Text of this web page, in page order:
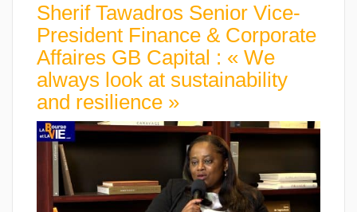
Sherif Tawadros Senior Vice-
President Finance & Corporate
Affaires GB Capital : « We
always look at sustainability
and resilience »